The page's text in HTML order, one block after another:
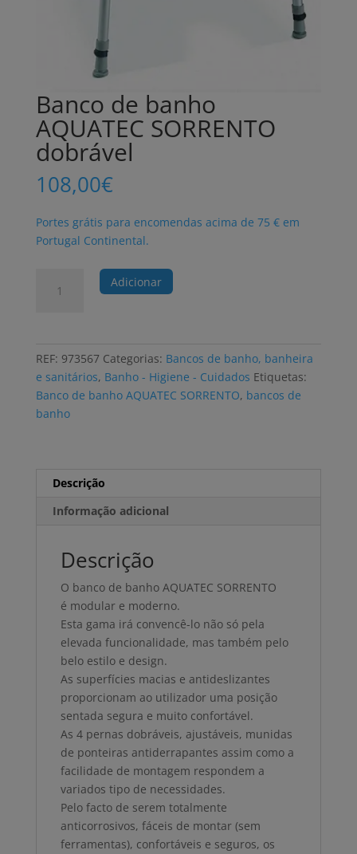
Banco de banho
AQUATEC SORRENTO
dobrável
108,00€
Portes grátis para encomendas acima de 75 € em
Portugal Continental.
AQUATEC
SORRENTO
dobrável
Adicionar
REF: 973567 Categorias: Bancos de banho, banheira
e sanitários, Banho - Higiene - Cuidados Etiquetas:
Banco de banho AQUATEC SORRENTO, bancos de
banho
Descrição
Informação adicional
Descrição
O banco de banho AQUATEC SORRENTO
é modular e moderno.
Esta gama irá convencê-lo não só pela
elevada funcionalidade, mas também pelo
belo estilo e design.
As superfícies macias e antideslizantes
proporcionam ao utilizador uma posição
sentada segura e muito confortável.
As 4 pernas dobráveis, ajustáveis, munidas
de ponteiras antiderrapantes assim como a
facilidade de montagem respondem a
variados tipo de necessidades.
Pelo facto de serem totalmente
anticorrosivos, fáceis de montar (sem
ferramentas), confortáveis e seguros, os